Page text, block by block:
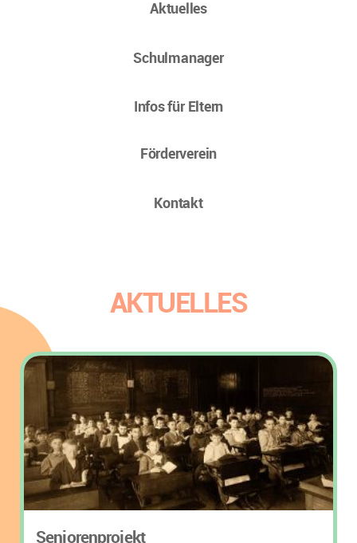
Aktuelles
Schulmanager
Infos für Eltern
Förderverein
Kontakt
AKTUELLES
Seniorenprojekt